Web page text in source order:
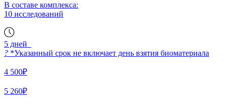
В составе комплекса:
10 исследований
5 дней
? *Указанный срок не включает день взятия биоматериала
4 500₽
5 260₽